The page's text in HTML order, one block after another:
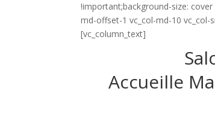
!important;background-size:
md-offset-1 vc_col-md-10 vc_col-
[vc_column_text]
Accueille